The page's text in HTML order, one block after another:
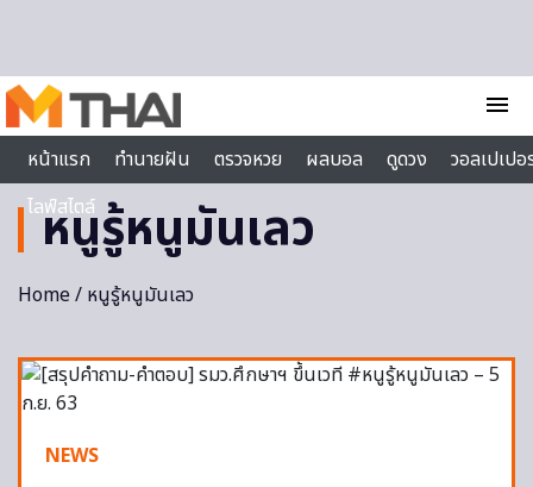
menu
หน้าแรก
ทำนายฝัน ตรวจหวย ผลบอล ดูดวง
วอลเปเป
ไลฟ์สไตล์
หนูรู้หนูมันเลว
Home/ หนูรู้หนูมันเลว
NEWS